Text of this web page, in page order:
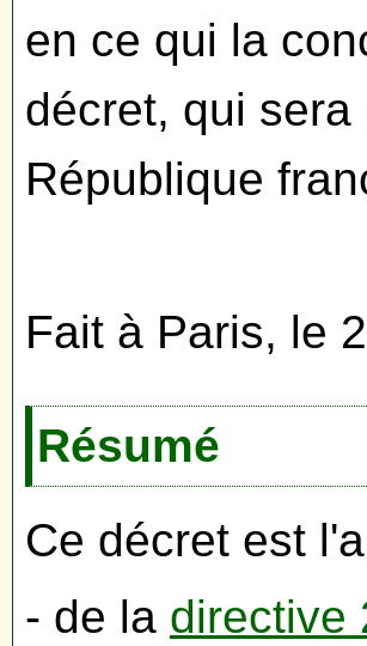
en ce qui la
décret, qui
République
Fait à Paris, le
Résumé
Ce décret est
- de la directive